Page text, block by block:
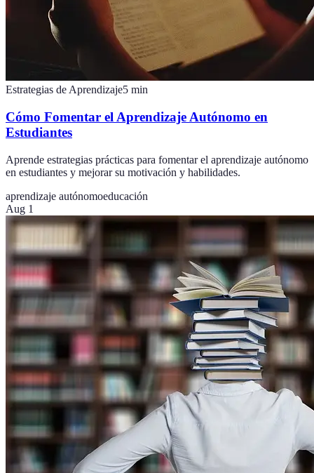
Estrategias de Aprendizaje5 min
Cómo Fomentar el Aprendizaje Autónomo en
Estudiantes
Aprende estrategias prácticas para fomentar el aprendizaje autónomo
en estudiantes y mejorar su motivación y habilidades.
aprendizaje autónomoeducación
Aug 1